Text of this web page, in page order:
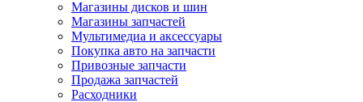
Магазины дисков и шин
Магазины запчастей
Мультимедиа и аксессуары
Покупка авто на запчасти
Привозные запчасти
Продажа запчастей
Расходники